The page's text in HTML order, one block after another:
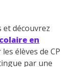
et découvrez
en
élèves de CP
par une